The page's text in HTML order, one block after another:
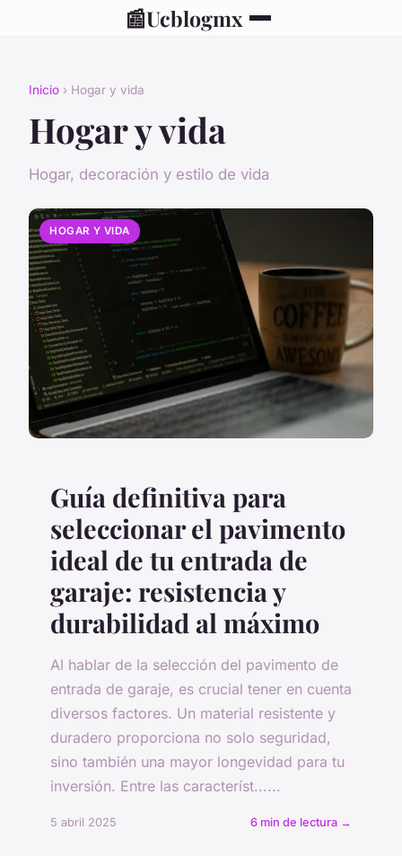
📰Ucblogmx
Inicio › Hogar y vida
Hogar y vida
Hogar, decoración y estilo de vida
HOGAR Y VIDA
Guía definitiva para
seleccionar el pavimento
ideal de tu entrada de
garaje: resistencia y
durabilidad al máximo
Al hablar de la selección del pavimento de
entrada de garaje, es crucial tener en cuenta
diversos factores. Un material resistente y
duradero proporciona no solo seguridad,
sino también una mayor longevidad para tu
inversión. Entre las característ......
5 abril 2025 6 min de lectura →